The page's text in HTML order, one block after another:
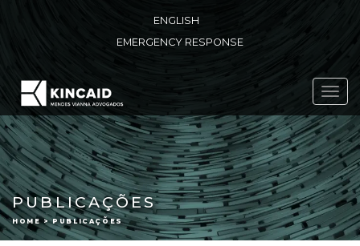
ENGLISH
EMERGENCY RESPONSE
PUBLICAÇÕES
HOME > PUBLICAÇÕES